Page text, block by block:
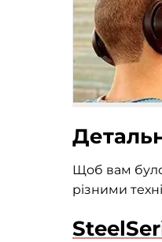
Щоб вам
різними